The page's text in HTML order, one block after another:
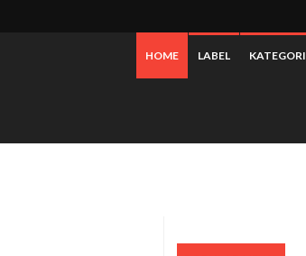
HOME LABEL KATEGORI
Inflasi Timika Hingga Juli 2026 3,28 Persen